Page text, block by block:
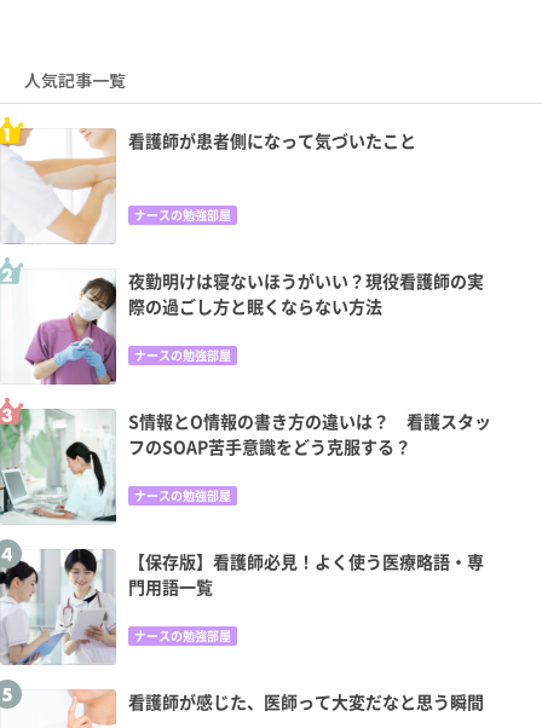
人気記事一覧
看護師が患者側になって気づいたこと
ナースの勉強部屋
夜勤明けは寝ないほうがいい？現役看護師の実
際の過ごし方と眠くならない方法
ナースの勉強部屋
S情報とO情報の書き方の違いは？ 看護スタッ
フのSOAP苦手意識をどう克服する？
ナースの勉強部屋
【保存版】看護師必見！よく使う医療略語・専
門用語一覧
ナースの勉強部屋
看護師が感じた、医師って大変だなと思う瞬間